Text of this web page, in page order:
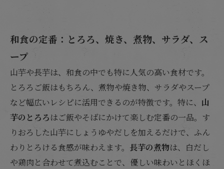
和食の定番：とろろ、焼き、煮物、サラダ、ス
ープ
山芋や長芋は、和食の中でも特に人気の高い食材です。
とろろご飯はもちろん、煮物や焼き物、サラダやスープ
など幅広いレシピに活用できるのが特徴です。特に、 山
芋のとろろはご飯やそばにかけて楽しむ定番の一品。す
りおろした山芋にしょうゆやだしを加えるだけで、ふん
わりとろける食感が味わえます。 長芋の煮物は、白だし
や鶏肉と合わせて煮込むことで、優しい味わいとほくほ